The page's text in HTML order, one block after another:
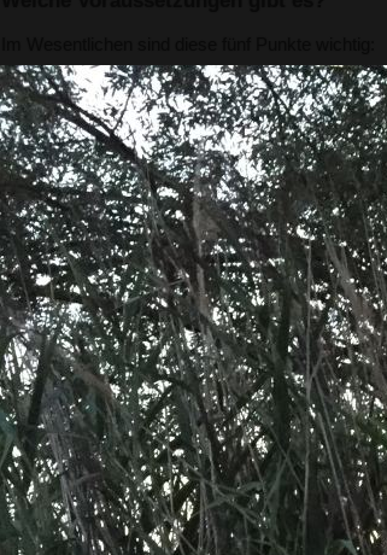
Du musst zwischen 10 und 18 Jahre alt sein
Deine Eltern / Erziehungsberechtigten
Du brauchst einen gültigen
Ein positiver Umgang mit der Natur und den
Und du musst dieSatzungund die Richtlinien
Und was wird in der Jugendgruppe
Bei uns lernst du nicht nur wie das mit dem
praxisnah alle Themen, die dazugehören, um
Wenn auch du dich für das Angeln in unserer
unterhalb weitere Informationen und Links zu
Wenn du Mitglied in der Jugendgruppe werden
Hast du noch Fragen,komm einfach auf uns zu,